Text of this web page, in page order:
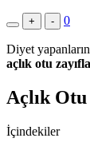
+ - 0
Diyet yapanların
açlık otu
Açlık
İçindekiler